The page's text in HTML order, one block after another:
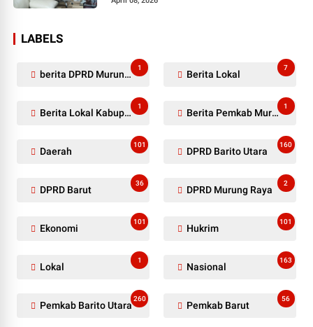
LABELS
berita DPRD Murung Raya
1
Berita Lokal
7
Berita Lokal Kabupaten Barito Utara
1
Berita Pemkab Murung Raya
1
Daerah
101
DPRD Barito Utara
160
DPRD Barut
36
DPRD Murung Raya
2
Ekonomi
101
Hukrim
101
Lokal
1
Nasional
163
Pemkab Barito Utara
260
Pemkab Barut
56